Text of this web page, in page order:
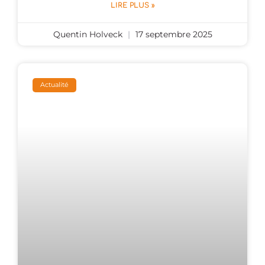
LIRE PLUS »
Quentin Holveck 17 septembre 2025
Actualité